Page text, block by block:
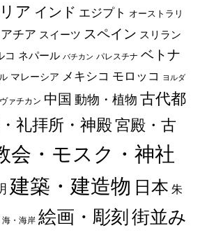
ア インド エジプト オーストラリ
チア スイーツ スペイン スリラン
コ ネパール バチカン パレスチナ ベトナ
マレーシア メキシコ モロッコ ヨルダ
ヴァチカン 中国 動物・植物 古代都
礼拝所・神殿宮殿・古
会・モスク・神社
建築・建造物 日本 朱
海・海岸 絵画・彫刻 街並み